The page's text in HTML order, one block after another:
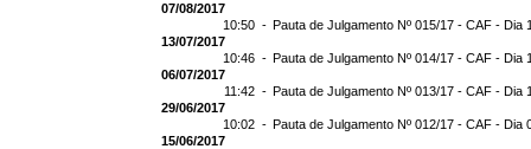
07/08/2017
10:50 - Pauta de Julgamento Nº 015/17 - CAF - Dia
13/07/2017
10:46 - Pauta de Julgamento Nº 014/17 - CAF - Dia
06/07/2017
11:42 - Pauta de Julgamento Nº 013/17 - CAF - Dia
29/06/2017
10:02 - Pauta de Julgamento Nº 012/17 - CAF - Dia
15/06/2017